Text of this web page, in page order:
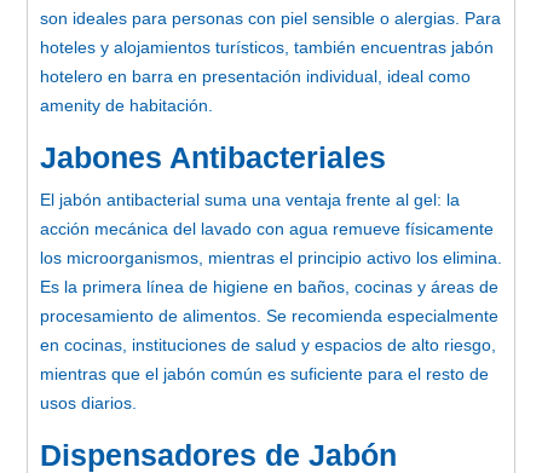
son ideales para personas con piel sensible o alergias. Para
hoteles y alojamientos turísticos, también encuentras jabón
hotelero en barra en presentación individual, ideal como
amenity de habitación.
Jabones Antibacteriales
El jabón antibacterial suma una ventaja frente al gel: la
acción mecánica del lavado con agua remueve físicamente
los microorganismos, mientras el principio activo los elimina.
Es la primera línea de higiene en baños, cocinas y áreas de
procesamiento de alimentos. Se recomienda especialmente
en cocinas, instituciones de salud y espacios de alto riesgo,
mientras que el jabón común es suficiente para el resto de
usos diarios.
Dispensadores de Jabón